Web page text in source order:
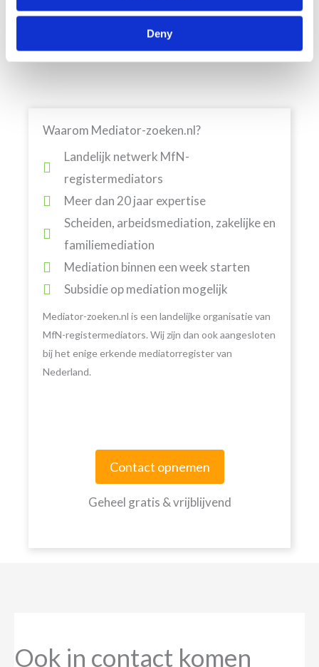
Deny
geluidsopnames, zullen mensen juist sneller tegen
elkaar in het harnas werken.
Waarom Mediator-zoeken.nl?
Landelijk netwerk MfN-
registermediators
Meer dan 20 jaar expertise
Scheiden, arbeidsmediation, zakelijke en
familiemediation
Mediation binnen een week starten
Subsidie op mediation mogelijk
Mediator-zoeken.nl is een landelijke organisatie van
MfN-registermediators. Wij zijn dan ook aangesloten
bij het enige erkende mediatorregister van
Nederland.
Contact opnemen
Geheel gratis & vrijblijvend
Ook in contact komen